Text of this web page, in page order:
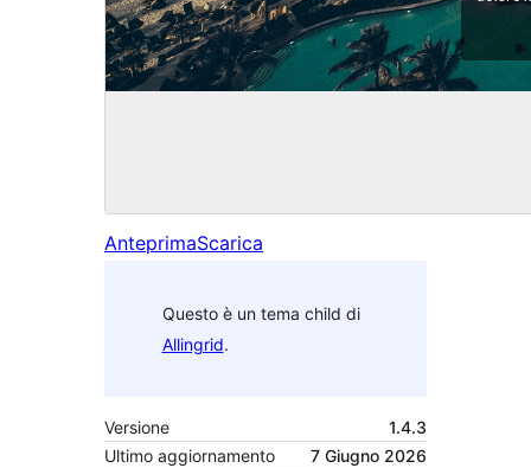
AnteprimaScarica
Questo è un tema child di
Allingrid.
Versione
1.4.3
Ultimo aggiornamento
7 Giugno 2026